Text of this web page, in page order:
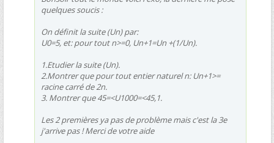
quelques soucis :
On définit la suite (Un) par:
U0=5, et: pour tout n>=0, Un+1=Un +(1/Un).
1.Etudier la suite (Un).
2.Montrer que pour tout entier naturel n: Un+1>=
racine carré de 2n.
3. Montrer que 45=<U1000=<45,1.
Les 2 premières ya pas de problème mais c'est la 3e
j'arrive pas ! Merci de votre aide